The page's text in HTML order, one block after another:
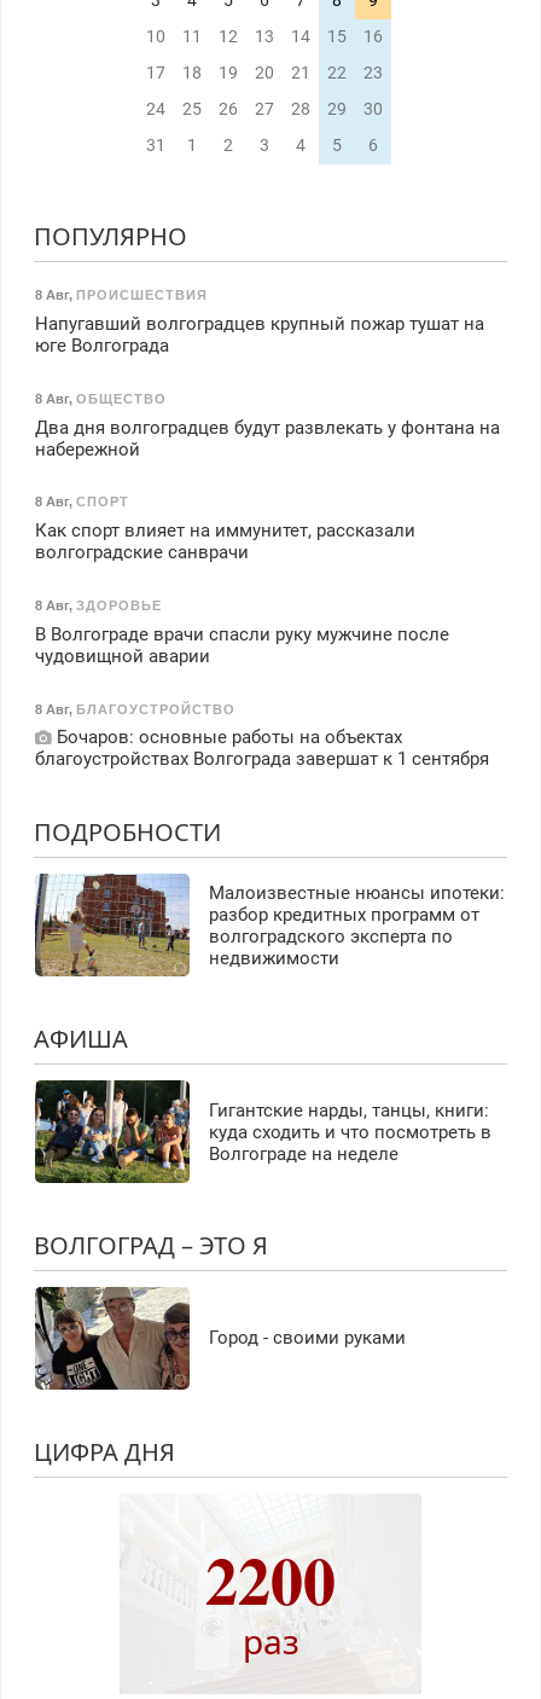
10
11 12 13 14 15
16
17
18 19 20 21 22
23
24
25 26 27 28 29
30
31
1 2 3 4 5 6
ПОПУЛЯРНО
8 Авг, ПРОИСШЕСТВИЯ
Напугавший волгоградцев крупный пожар тушат на
юге Волгограда
8 Авг, ОБЩЕСТВО
Два дня волгоградцев будут развлекать у фонтана на
набережной
8 Авг, СПОРТ
Как спорт влияет на иммунитет, рассказали
волгоградские санврачи
8 Авг, ЗДОРОВЬЕ
В Волгограде врачи спасли руку мужчине после
чудовищной аварии
8 Авг, БЛАГОУСТРОЙСТВО
Бочаров: основные работы на объектах
благоустройствах Волгограда завершат к 1 сентября
ПОДРОБНОСТИ
Малоизвестные нюансы ипотеки:
разбор кредитных программ от
волгоградского эксперта по
недвижимости
АФИША
Гигантские нарды, танцы, книги:
куда сходить и что посмотреть в
Волгограде на неделе
ВОЛГОГРАД – ЭТО Я
Город - своими руками
ЦИФРА ДНЯ
2200
раз